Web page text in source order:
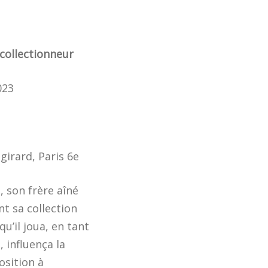
Paris 6e
son frère aîné
sa collection
joua, en tant
influença la
à